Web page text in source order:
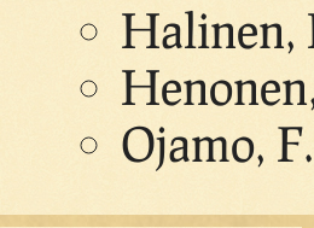
Halinen,
Ojamo,